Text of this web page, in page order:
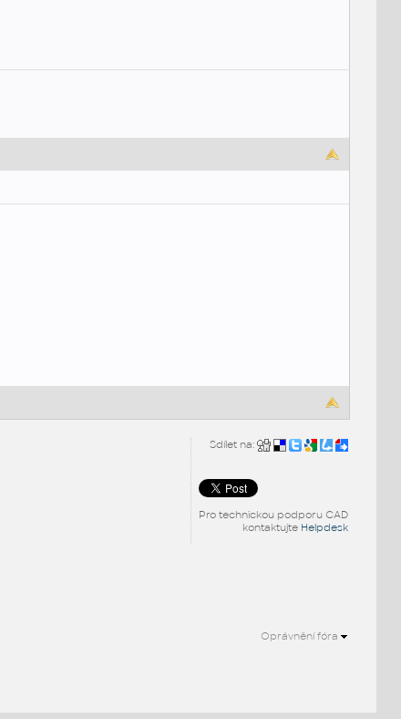
Sdílet na:
Pro technickou podporu CAD
kontaktujte Helpdesk
Oprávnění fóra